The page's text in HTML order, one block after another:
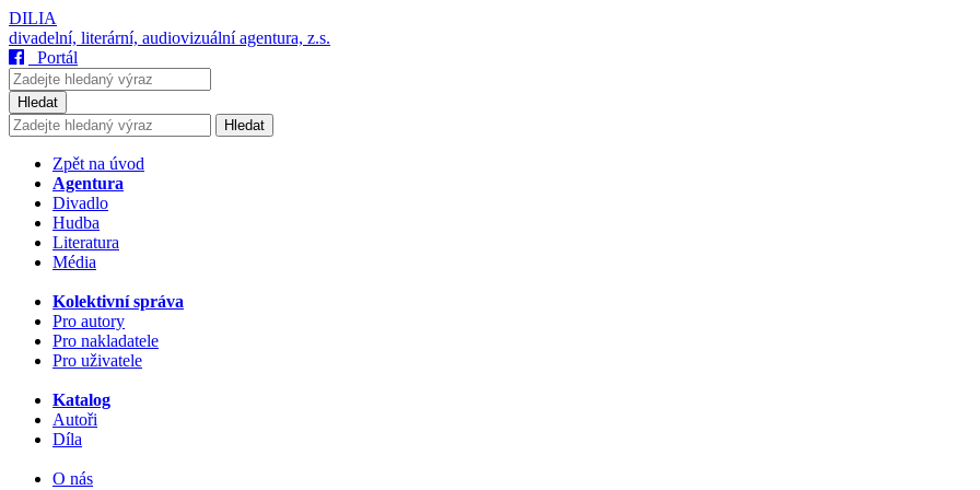
DILIA
divadelní, literární, audiovizuální agentura, z.s.
Portál
Hledat
Hledat
Zpět na úvod
Agentura
Divadlo
Hudba
Literatura
Média
Kolektivní správa
Pro autory
Pro nakladatele
Pro uživatele
Katalog
Autoři
Díla
O nás